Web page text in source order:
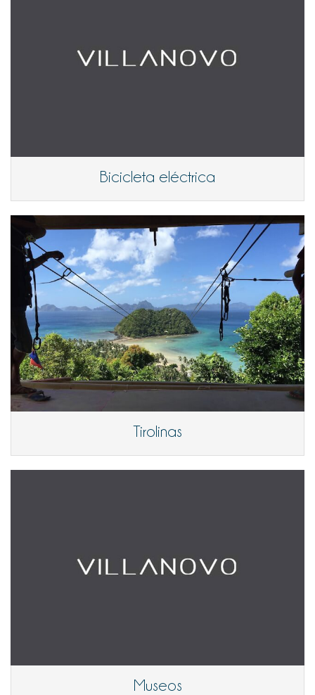
Bicicleta eléctrica
Tirolinas
Museos